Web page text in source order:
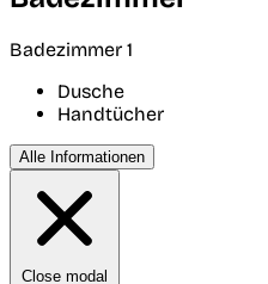
Badezimmer 1
Dusche
Handtücher
Alle Informationen
Close modal